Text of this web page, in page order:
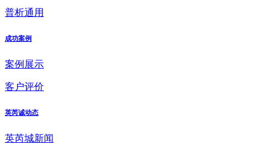
普析通用
成功案例
案例展示
客户评价
英芮诚动态
英芮城新闻